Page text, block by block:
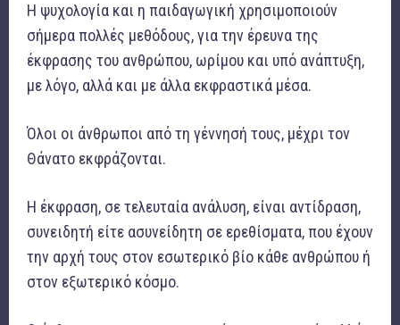
Η ψυχολογία και η παιδαγωγική χρησιμοποιούν
σήμερα πολλές μεθόδους, για την έρευνα της
έκφρασης του ανθρώπου, ωρίμου και υπό ανάπτυξη,
με λόγο, αλλά και με άλλα εκφραστικά μέσα.
Όλοι οι άνθρωποι από τη γέννησή τους, μέχρι τον
Θάνατο εκφράζονται.
Η έκφραση, σε τελευταία ανάλυση, είναι αντίδραση,
συνειδητή είτε ασυνείδητη σε ερεθίσματα, που έχουν
την αρχή τους στον εσωτερικό βίο κάθε ανθρώπου ή
στον εξωτερικό κόσμο.